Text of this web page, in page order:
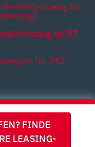
FINDE
LEASING-
Bestellfahrzeug für
für 87
für 342